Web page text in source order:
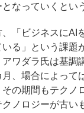
なっていくとい
「ビジネスにAI
る」という課題
ワダラ氏は基調
、場合によって
の期間もテクノ
ノロジーが古い